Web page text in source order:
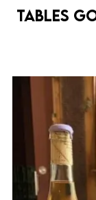
Tables